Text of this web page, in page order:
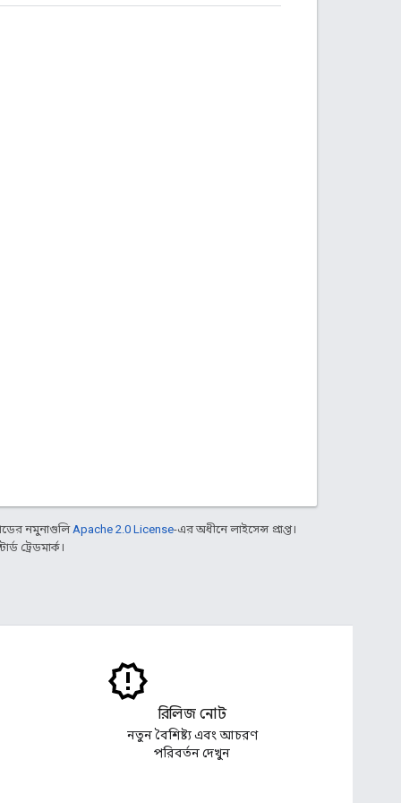
নমুনাগুলি Apache 2.0 License-এর অধীনে লাইসেন্স প্রাপ্ত।
ট্রেডমার্ক।
রিলিজ নোট
নতুন বৈশিষ্ট্য এবং আচরণ
পরিবর্তন দেখুন